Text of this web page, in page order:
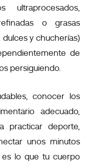
o grasas
y chucherías)
de
persiguiendo.
conocer los
adecuado,
practicar deporte,
unos minutos
lo que tu cuerpo